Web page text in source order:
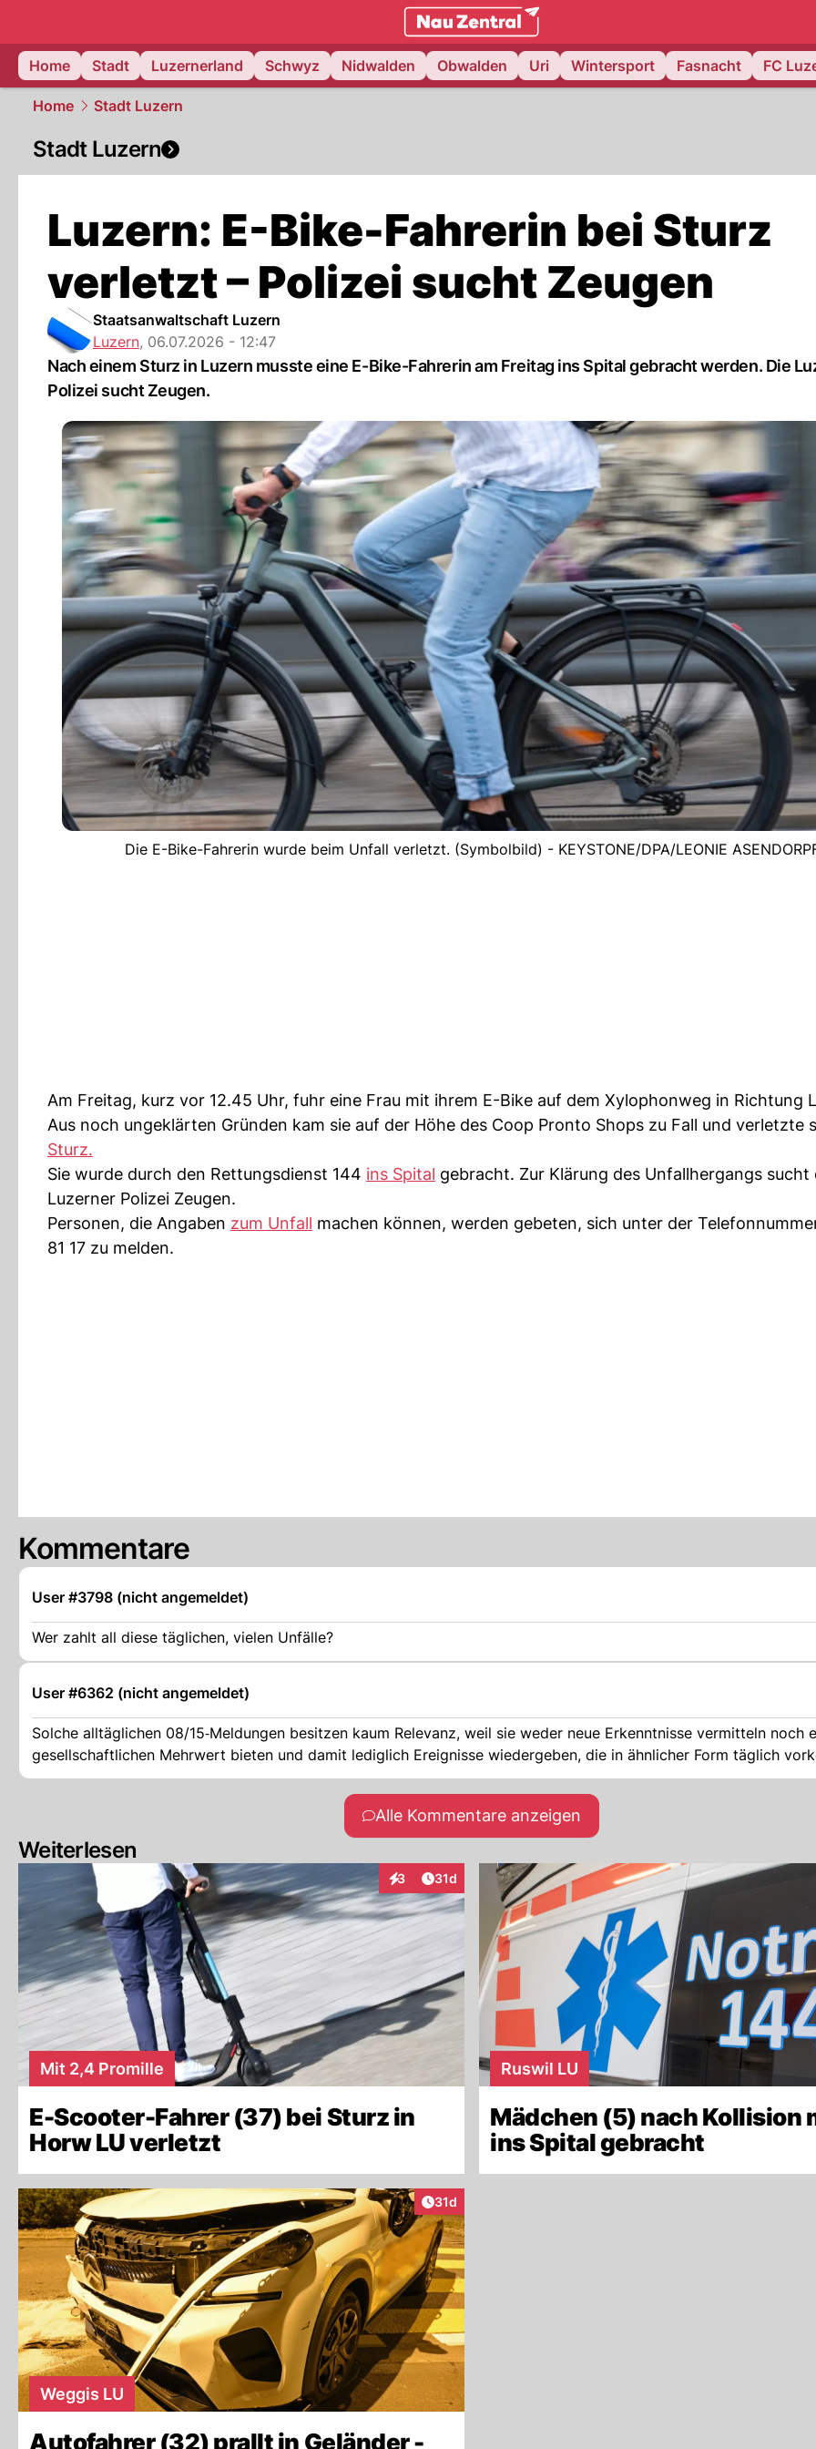
zentralschweiz.NAU.ch
Home
Stadt Luzernerland Schwyz Nidwalden Obwalden Uri Wintersport Fasnacht FC
Home Stadt Luzern
Stadt Luzern
Luzern: E-Bike-Fahrerin bei Sturz
verletzt – Polizei sucht Zeugen
Staatsanwaltschaft Luzern
Luzern, 06.07.2026 - 12:47
Nach einem Sturz in Luzern musste eine E-Bike-Fahrerin am Freitag ins Spital gebracht werden. Die
Polizei sucht Zeugen.
Die E-Bike-Fahrerin wurde beim Unfall verletzt. (Symbolbild) - KEYSTONE/DPA/LEONIE
Am Freitag, kurz vor 12.45 Uhr, fuhr eine Frau mit ihrem E-Bike auf dem Xylophonweg in Richtung
Aus noch ungeklärten Gründen kam sie auf der Höhe des Coop Pronto Shops zu Fall und verletzte
Sturz.
Sie wurde durch den Rettungsdienst 144 ins Spital gebracht. Zur Klärung des Unfallhergangs sucht
Luzerner Polizei Zeugen.
Personen, die Angaben zum Unfall machen können, werden gebeten, sich unter der
81 17 zu melden.
Kommentare
User #3798 (nicht angemeldet)
Wer zahlt all diese täglichen, vielen Unfälle?
User #6362 (nicht angemeldet)
Solche alltäglichen 08/15‑Meldungen besitzen kaum Relevanz, weil sie weder neue Erkenntnisse vermitteln noch
gesellschaftlichen Mehrwert bieten und damit lediglich Ereignisse wiedergeben, die in ähnlicher Form täglich
Alle Kommentare anzeigen
Weiterlesen
3
InteraktionenArtikel veröffentlicht:
31d
Mit 2,4 Promille
E-Scooter-Fahrer (37) bei Sturz in
Horw LU verletzt
Ruswil LU
Mädchen (5) nach Kollision
ins Spital gebracht
Artikel veröffentlicht:
31d
Weggis LU
Autofahrer (32) prallt in Geländer -